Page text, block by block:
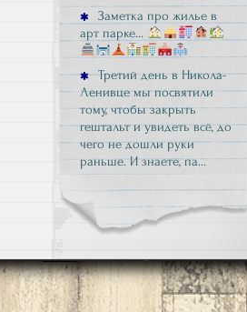
Заметка про жилье в
арт парке…
Третий день в Никола-
Ленивце мы посвятили
тому, чтобы закрыть
гештальт и увидеть всё, до
чего не дошли руки
раньше. И знаете, па…